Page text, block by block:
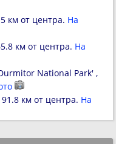
км от центра. На
км от центра. На
National Park' ,
км от центра. На